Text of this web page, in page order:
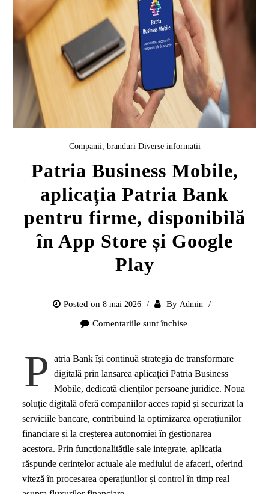
Companii, branduri Diverse informatii
Patria Business Mobile,
aplicația Patria Bank
pentru firme, disponibilă
în App Store și Google
Play
Posted on 8 mai 2026 By Admin
Comentariile sunt închise
Business
Patria
Bank
pentru
firme,
disponibilă
în
App
P
atria Bank își continuă strategia de transformare
digitală prin lansarea aplicației Patria Business
Mobile, dedicată clienților persoane juridice. Noua
soluție digitală oferă companiilor acces rapid și securizat la
serviciile bancare, contribuind la optimizarea operațiunilor
financiare și la creșterea autonomiei în gestionarea
acestora. Prin funcționalitățile sale integrate, aplicația
răspunde cerințelor actuale ale mediului de afaceri, oferind
viteză în procesarea operațiunilor și control în timp real